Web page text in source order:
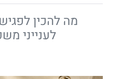
מה להכין
לענייני